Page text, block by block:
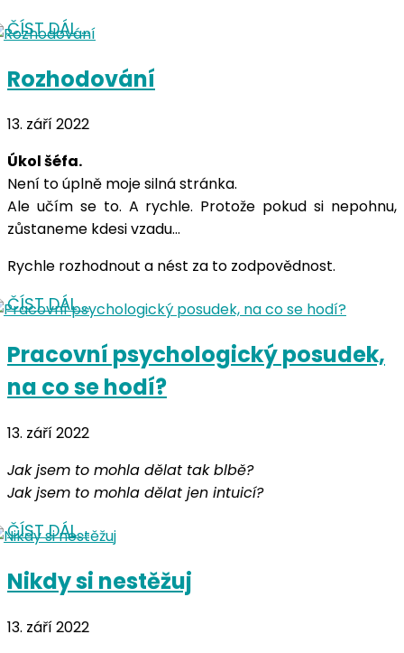
ČÍST DÁL …
Rozhodování
13. září 2022
Úkol šéfa.
Není to úplně moje silná stránka.
Ale učím se to. A rychle. Protože pokud si nepohnu,
zůstaneme kdesi vzadu…
Rychle rozhodnout a nést za to zodpovědnost.
ČÍST DÁL …
Pracovní psychologický posudek,
na co se hodí?
13. září 2022
Jak jsem to mohla dělat tak blbě?
Jak jsem to mohla dělat jen intuicí?
ČÍST DÁL …
Nikdy si nestěžuj
13. září 2022